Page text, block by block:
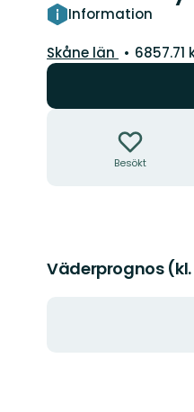
Information
Län:
Skåne län
Besökt
Väderprognos (kl.